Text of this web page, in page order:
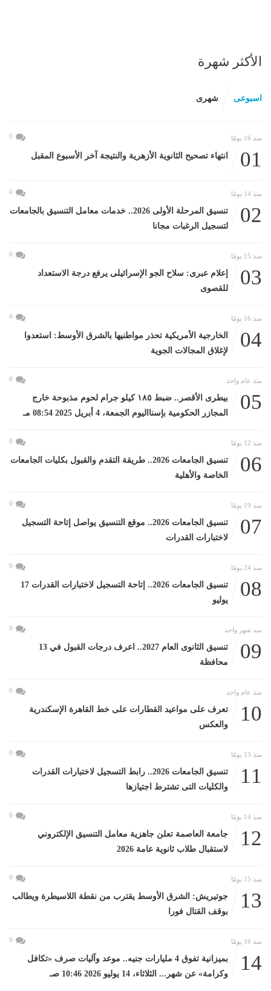
الأكثر شهرة
اسبوعى شهرى
منذ 16 يومًا 0
01 انتهاء تصحيح الثانوية الأزهرية والنتيجة آخر الأسبوع المقبل
منذ 14 يومًا 0
02
تنسيق المرحلة الأولى 2026.. خدمات معامل التنسيق بالجامعات
لتسجيل الرغبات مجانا
منذ 15 يومًا 0
03
إعلام عبرى: سلاح الجو الإسرائيلى يرفع درجة الاستعداد
للقصوى
منذ 16 يومًا 0
04
الخارجية الأمريكية تحذر مواطنيها بالشرق الأوسط: استعدوا
لإغلاق المجالات الجوية
منذ عام واحد 0
05
بيطرى الأقصر.. ضبط ١٨٥ كيلو جرام لحوم مذبوحة خارج
المجازر الحكومية بإسنااليوم الجمعة، 4 أبريل 2025 08:54 مـ
منذ 12 يومًا 0
06
تنسيق الجامعات 2026.. طريقة التقدم والقبول بكليات الجامعات
الخاصة والأهلية
منذ 19 يومًا 0
07
تنسيق الجامعات 2026.. موقع التنسيق يواصل إتاحة التسجيل
لاختبارات القدرات
منذ 24 يومًا 0
08
تنسيق الجامعات 2026.. إتاحة التسجيل لاختبارات القدرات 17
يوليو
منذ شهر واحد 0
09
تنسيق الثانوى العام 2027.. اعرف درجات القبول في 13
محافظة
منذ عام واحد 0
10
تعرف على مواعيد القطارات على خط القاهرة الإسكندرية
والعكس
منذ 13 يومًا 0
11
تنسيق الجامعات 2026.. رابط التسجيل لاختبارات القدرات
والكليات التى تشترط اجتيازها
منذ 14 يومًا 0
12
جامعة العاصمة تعلن جاهزية معامل التنسيق الإلكتروني
لاستقبال طلاب ثانوية عامة 2026
منذ 15 يومًا 0
13
جوتيريش: الشرق الأوسط يقترب من نقطة اللاسيطرة ويطالب
بوقف القتال فورا
منذ 16 يومًا 0
14
بميزانية تفوق 4 مليارات جنيه.. موعد وآليات صرف «تكافل
وكرامة» عن شهر... الثلاثاء، 14 يوليو 2026 10:46 صـ